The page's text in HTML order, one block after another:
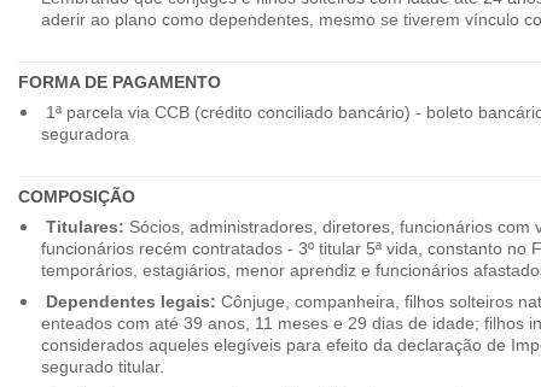
aderir ao plano como dependentes, mesmo se tiverem vínculo
FORMA DE PAGAMENTO
1ª parcela via CCB (crédito conciliado bancário) - boleto
seguradora
COMPOSIÇÃO
Titulares: Sócios, administradores, diretores, funcionários com
funcionários recém contratados - 3º titular 5ª vida, constanto no
temporários, estagiários, menor aprendiz e funcionários
Dependentes legais: Cônjuge, companheira, filhos solteiros
enteados com até 39 anos, 11 meses e 29 dias de idade; filhos
considerados aqueles elegíveis para efeito da declaração de
segurado titular.